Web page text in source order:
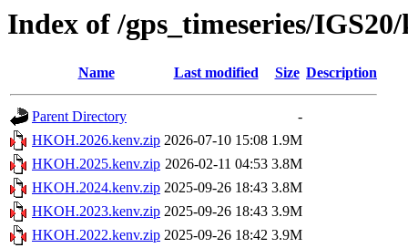
Index of /gps_timeseries/
Name Last modified Size Description
Parent Directory
-
HKOH.2026.kenv.zip 2026-07-10 15:08 1.9M
HKOH.2025.kenv.zip 2026-02-11 04:53 3.8M
HKOH.2024.kenv.zip 2025-09-26 18:43 3.8M
HKOH.2023.kenv.zip 2025-09-26 18:43 3.9M
HKOH.2022.kenv.zip 2025-09-26 18:42 3.9M